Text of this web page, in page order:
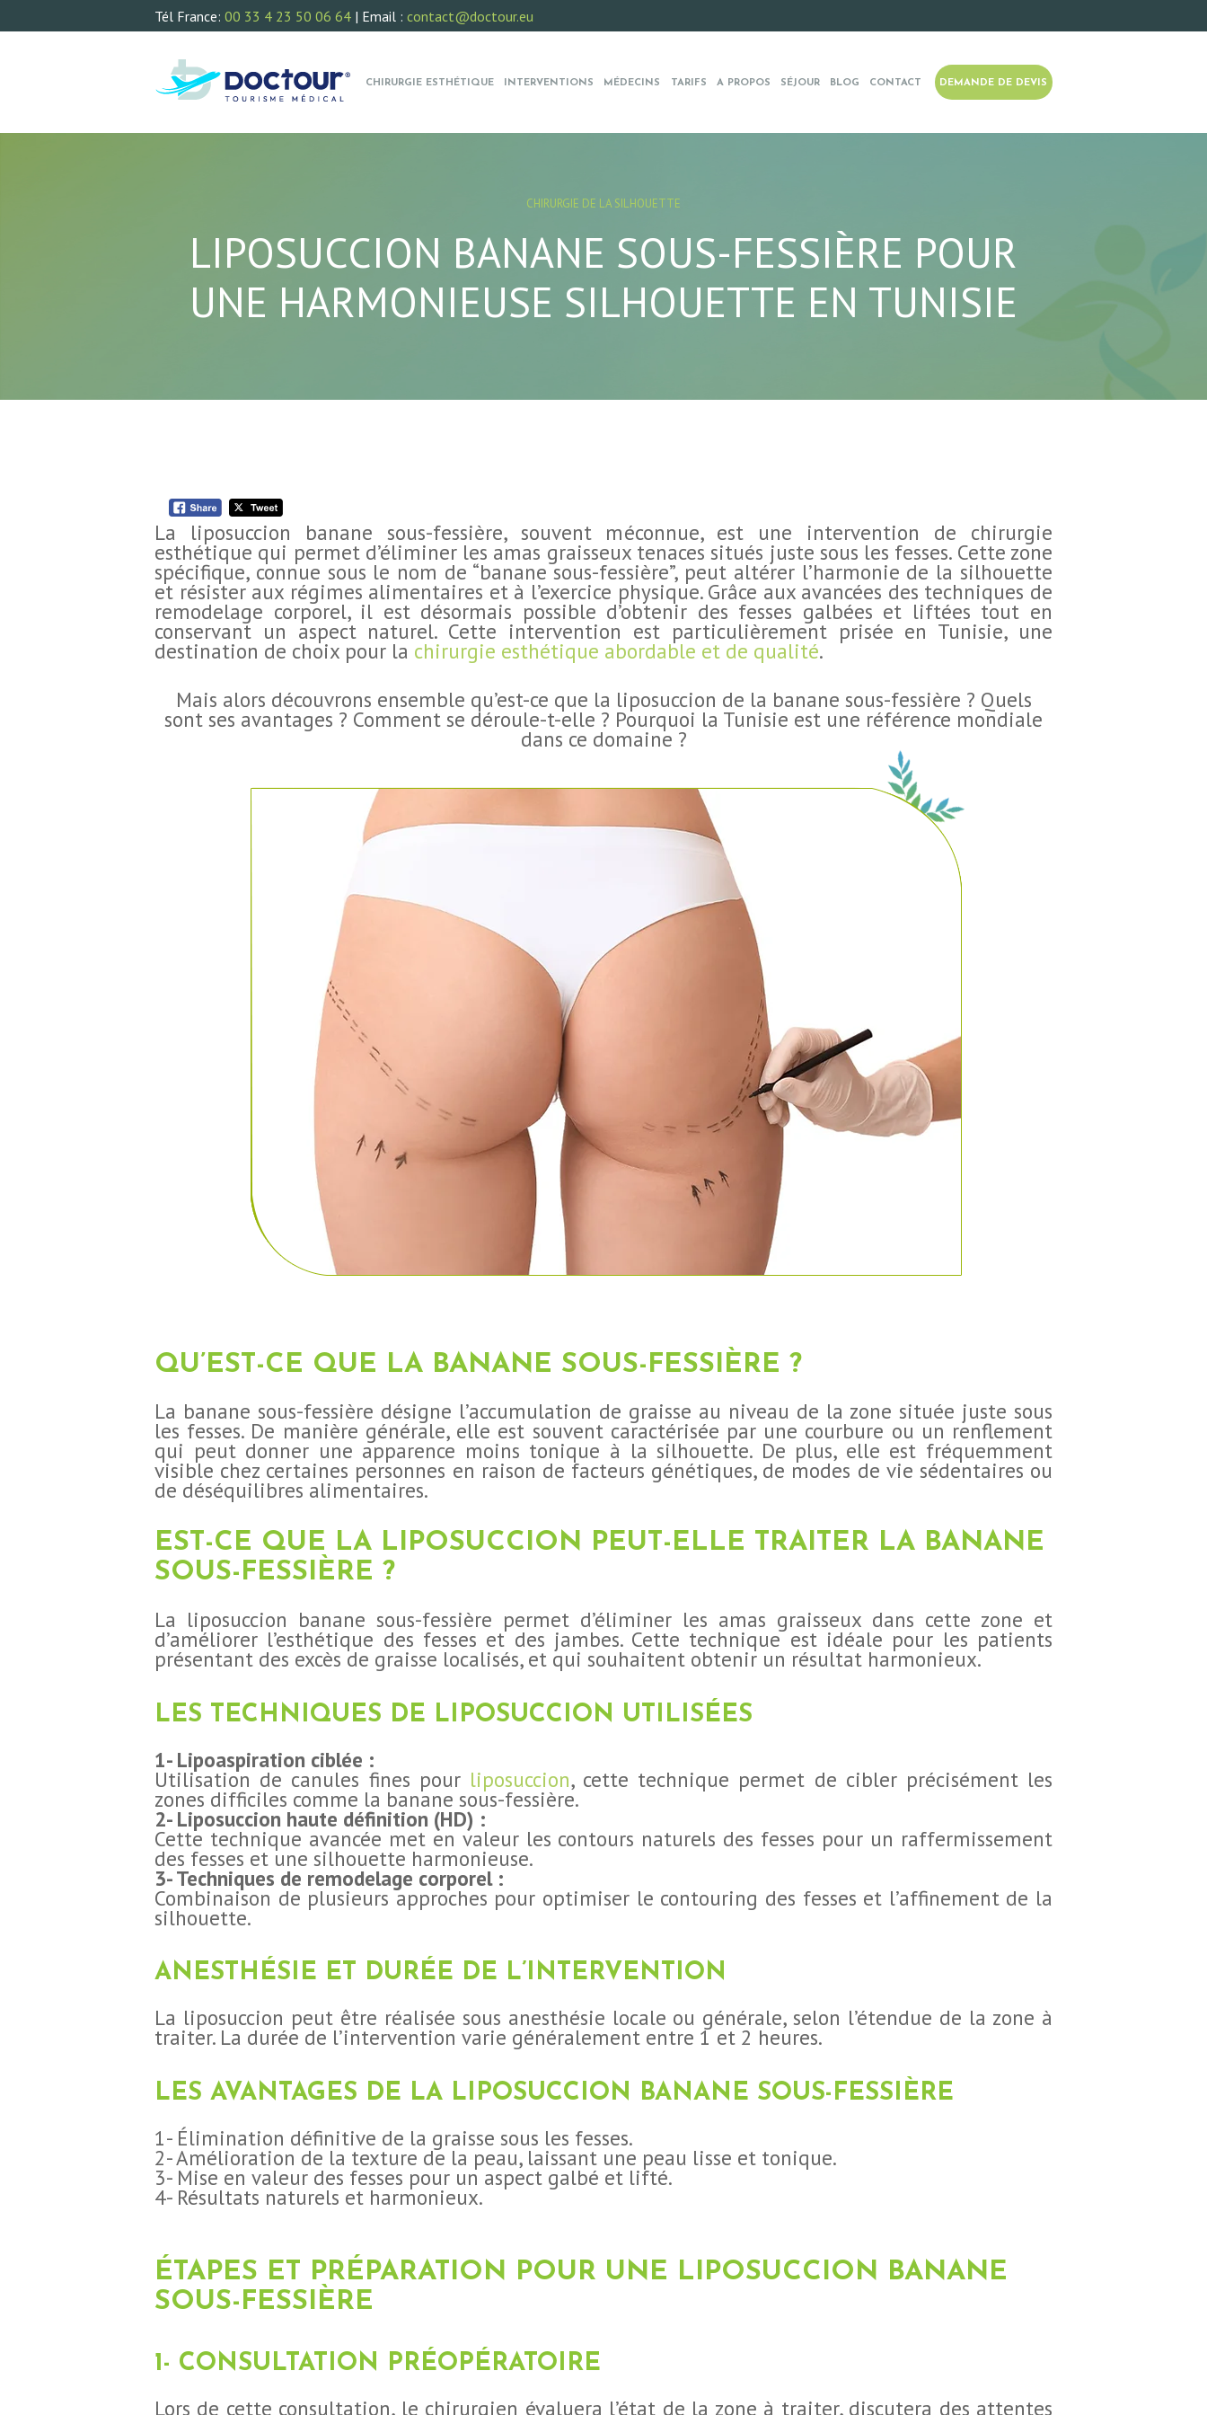
Tél France: 00 33 4 23 50 06 64 | Email : contact@doctour.eu
CHIRURGIE ESTHÉTIQUE INTERVENTIONS MÉDECINS TARIFS A PROPOS SÉJOUR BLOG CONTACT DEMANDE DE DEVIS
CHIRURGIE DE LA SILHOUETTE
LIPOSUCCION BANANE SOUS-FESSIÈRE POUR
UNE HARMONIEUSE SILHOUETTE EN TUNISIE
INTERVENTIONS
MÉDECINS
A PROPOS
DEMANDE DE
La liposuccion banane sous-fessière, souvent méconnue, est une intervention de chirurgie
esthétique qui permet d’éliminer les amas graisseux tenaces situés juste sous les fesses. Cette zone
spécifique, connue sous le nom de “banane sous-fessière”, peut altérer l’harmonie de la silhouette
et résister aux régimes alimentaires et à l’exercice physique. Grâce aux avancées des techniques de
remodelage corporel, il est désormais possible d’obtenir des fesses galbées et liftées tout en
conservant un aspect naturel. Cette intervention est particulièrement prisée en Tunisie, une
destination de choix pour la chirurgie esthétique abordable et de qualité.
Mais alors découvrons ensemble qu’est-ce que la liposuccion de la banane sous-fessière ? Quels
sont ses avantages ? Comment se déroule-t-elle ? Pourquoi la Tunisie est une référence mondiale
dans ce domaine ?
QU’EST-CE QUE LA BANANE SOUS-FESSIÈRE ?
La banane sous-fessière désigne l’accumulation de graisse au niveau de la zone située juste sous
les fesses. De manière générale, elle est souvent caractérisée par une courbure ou un renflement
qui peut donner une apparence moins tonique à la silhouette. De plus, elle est fréquemment
visible chez certaines personnes en raison de facteurs génétiques, de modes de vie sédentaires ou
de déséquilibres alimentaires.
EST-CE QUE LA LIPOSUCCION PEUT-ELLE TRAITER LA BANANE
SOUS-FESSIÈRE ?
La liposuccion banane sous-fessière permet d’éliminer les amas graisseux dans cette zone et
d’améliorer l’esthétique des fesses et des jambes. Cette technique est idéale pour les patients
présentant des excès de graisse localisés, et qui souhaitent obtenir un résultat harmonieux.
LES TECHNIQUES DE LIPOSUCCION UTILISÉES
1- Lipoaspiration ciblée :
Utilisation de canules fines pour liposuccion, cette technique permet de cibler précisément les
zones difficiles comme la banane sous-fessière.
2- Liposuccion haute définition (HD) :
Cette technique avancée met en valeur les contours naturels des fesses pour un raffermissement
des fesses et une silhouette harmonieuse.
3- Techniques de remodelage corporel :
Combinaison de plusieurs approches pour optimiser le contouring des fesses et l’affinement de la
silhouette.
ANESTHÉSIE ET DURÉE DE L’INTERVENTION
La liposuccion peut être réalisée sous anesthésie locale ou générale, selon l’étendue de la zone à
traiter. La durée de l’intervention varie généralement entre 1 et 2 heures.
LES AVANTAGES DE LA LIPOSUCCION BANANE SOUS-FESSIÈRE
1- Élimination définitive de la graisse sous les fesses.
2- Amélioration de la texture de la peau, laissant une peau lisse et tonique.
3- Mise en valeur des fesses pour un aspect galbé et lifté.
4- Résultats naturels et harmonieux.
ÉTAPES ET PRÉPARATION POUR UNE LIPOSUCCION BANANE
SOUS-FESSIÈRE
1- CONSULTATION PRÉOPÉRATOIRE
Lors de cette consultation, le chirurgien évaluera l’état de la zone à traiter, discutera des attentes